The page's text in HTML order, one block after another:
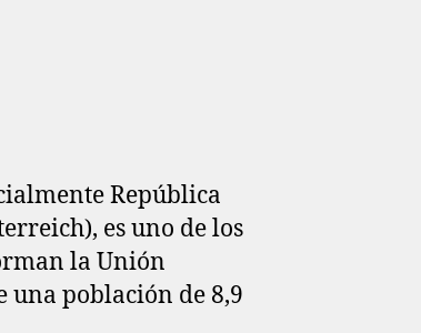
República
es uno de los
la Unión
una población de 8,9